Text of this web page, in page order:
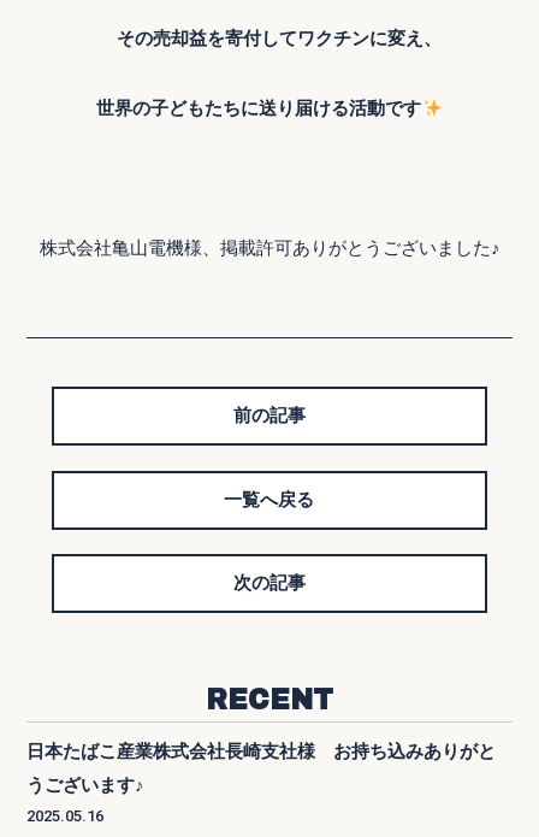
その売却益を寄付してワクチンに変え、
世界の子どもたちに送り届ける活動です
株式会社亀山電機様、掲載許可ありがとうございました♪
前の記事
一覧へ戻る
次の記事
RECENT
日本たばこ産業株式会社長崎支社様 お持ち込みありがと
うございます♪
2025.05.16